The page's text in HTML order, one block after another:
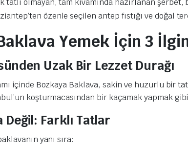
özenle seçilen antep fıstığı ve doğal
Yemek İçin 3
Uzak Bir Lezzet Durağı
içinde Bozkaya Baklava, sakin ve huzurlu bir
koşturmacasından bir kaçamak yapmak
Değil: Farklı Tatlar
yanı sıra: